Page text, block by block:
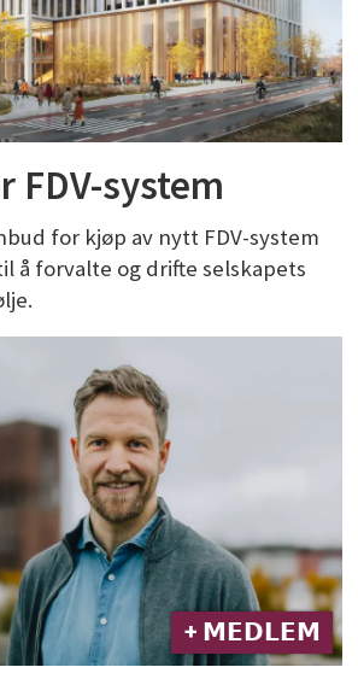
FDV-system
for kjøp av nytt FDV-system
å forvalte og drifte selskapets
+ 𝗠𝗘𝗗𝗟𝗘𝗠